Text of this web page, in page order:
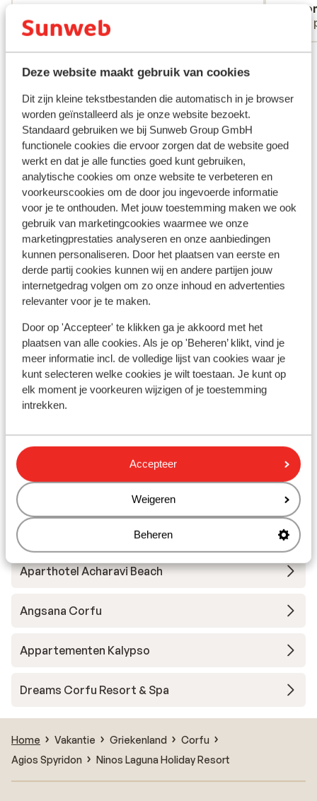
Deze website maakt gebruik van cookies
Dit zijn kleine tekstbestanden die automatisch in je browser
worden geïnstalleerd als je onze website bezoekt.
Standaard gebruiken we bij Sunweb Group GmbH
functionele cookies die ervoor zorgen dat de website goed
werkt en dat je alle functies goed kunt gebruiken,
analytische cookies om onze website te verbeteren en
voorkeurscookies om de door jou ingevoerde informatie
voor je te onthouden. Met jouw toestemming maken we ook
gebruik van marketingcookies waarmee we onze
marketingprestaties analyseren en onze aanbiedingen
kunnen personaliseren. Door het plaatsen van eerste en
derde partij cookies kunnen wij en andere partijen jouw
internetgedrag volgen om zo onze inhoud en advertenties
relevanter voor je te maken.
Door op 'Accepteer' te klikken ga je akkoord met het
plaatsen van alle cookies. Als je op 'Beheren’ klikt, vind je
meer informatie incl. de volledige lijst van cookies waar je
kunt selecteren welke cookies je wilt toestaan. Je kunt op
elk moment je voorkeuren wijzigen of je toestemming
intrekken.
Accepteer
Weigeren
Beheren
Alleenstaande ouder
utom
hänt!
Andere accommodaties in Corfu
Ikos Odisia
The Olivar Suites
Hotel Rossis Beach
Nido Hotel, Mar-Bella Collection - adults only
Appartementen Dionisos
Appartementen Ippocrates
Ikos Dassia
Hotel Atlantica Grand Mediterraneo - adults only
Hotel Delfinia
Hotel Kontokali Bay Resort & Spa
Aparthotel Acharavi Beach
Angsana Corfu
Appartementen Kalypso
Dreams Corfu Resort & Spa
Home Vakantie Griekenland
Corfu
Agios Spyridon
Ninos Laguna Holiday Resort